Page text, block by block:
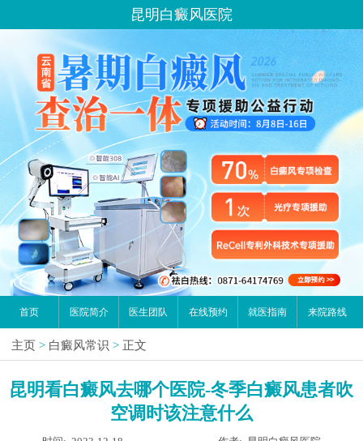
昆明白癜风医院
首页 医院简介 医生团队 在线预约 就医指南 来院路线
主页 > 白癜风常识 > 正文
昆明看白癜风去哪个医院-冬季白癜风患者吹
空调时该注意什么